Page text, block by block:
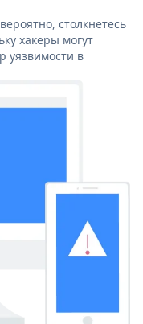
столкнетесь
хакеры могут
уязвимости в